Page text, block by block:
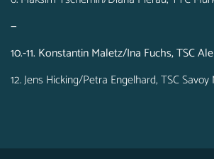
—
10.-11. Konstantin Maletz/Ina Fuchs, TSC
12. Jens Hicking/Petra Engelhard, TSC